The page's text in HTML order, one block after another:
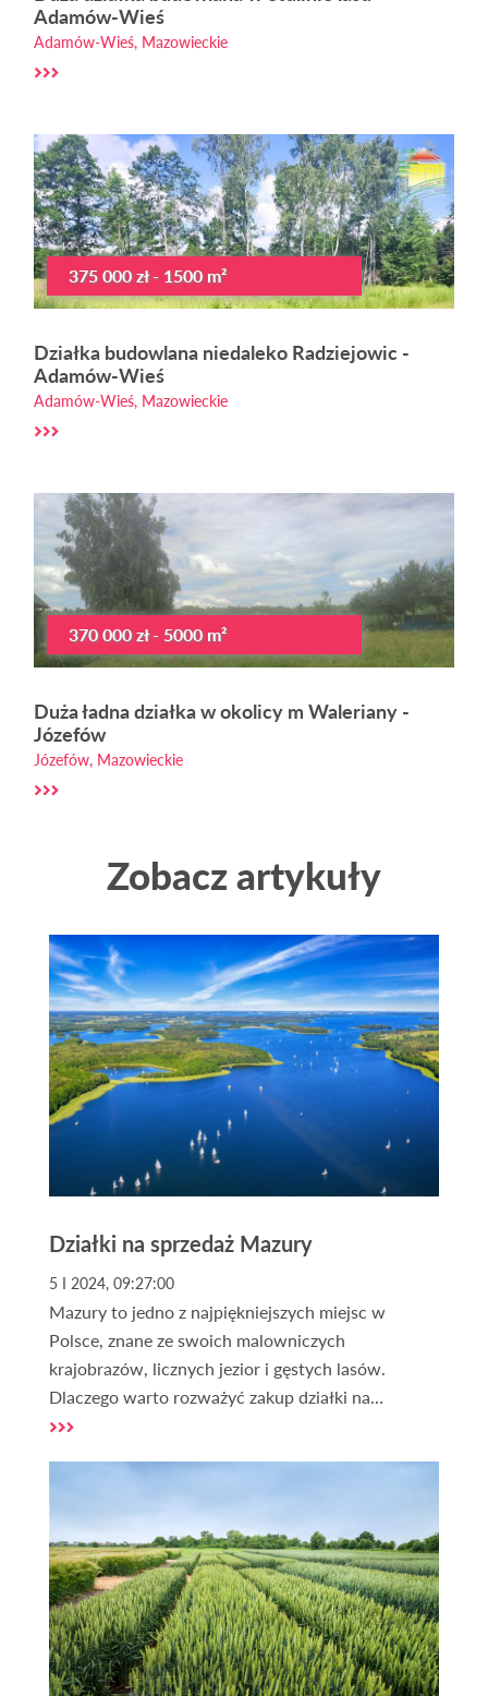
Adamów-Wieś
Adamów-Wieś, Mazowieckie
375 000 zł - 1500 m²
Działka budowlana niedaleko Radziejowic -
Adamów-Wieś
Adamów-Wieś, Mazowieckie
370 000 zł - 5000 m²
Duża ładna działka w okolicy m Waleriany -
Józefów
Józefów, Mazowieckie
Zobacz artykuły
Działki na sprzedaż Mazury
5 I 2024, 09:27:00
Mazury to jedno z najpiękniejszych miejsc w
Polsce, znane ze swoich malowniczych
krajobrazów, licznych jezior i gęstych lasów.
Dlaczego warto rozważyć zakup działki na
Mazurach? To pytanie zadaje sobie wielu
inwestycyjne. Kupno działki na Mazurach to
inwestycja w przyszłość, która może przynieść
wiele korzyści, zarówno pod kątem finansowym,
jak i rekreacyjnym.